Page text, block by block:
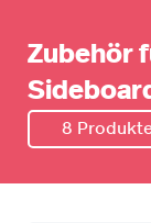
Zubehör
8